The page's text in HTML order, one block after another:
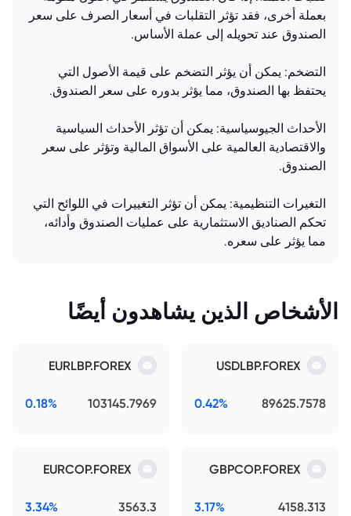
بعملة أخرى، فقد تؤثر التقلبات في أسعار الصرف على سعر
الصندوق عند تحويله إلى عملة الأساس.
التضخم: يمكن أن يؤثر التضخم على قيمة الأصول التي
يحتفظ بها الصندوق، مما يؤثر بدوره على سعر الصندوق.
الأحداث الجيوسياسية: يمكن أن تؤثر الأحداث السياسية
والاقتصادية العالمية على الأسواق المالية وتؤثر على سعر
الصندوق.
التغيرات التنظيمية: يمكن أن تؤثر التغييرات في اللوائح التي
تحكم الصناديق الاستثمارية على عمليات الصندوق وأدائه،
مما يؤثر على سعره.
الأشخاص الذين يشاهدون أيضًا
USDLBP.FOREX
89625.7578
0.42%
EURLBP.FOREX
103145.7969
0.18%
GBPCOP.FOREX
4158.313
3.17%
EURCOP.FOREX
3563.3
3.34%